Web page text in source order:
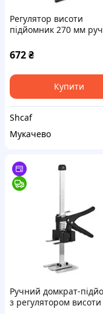
Регулятор висоти
підйомник 270 мм
гіпсокартону
важіль універсальний
672₴
Купити
Shcaf
Мукачево
Ручний домкрат-
з регулятором